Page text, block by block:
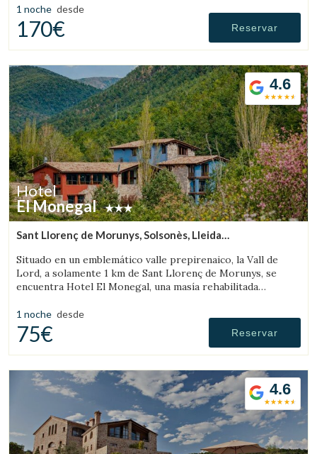
diseño y ambientación minimalista y elegante de estilo
japonés.
1 noche desde
170€ Reservar
4.6
Hotel
El Monegal
Sant Llorenç de Morunys, Solsonès, Lleida
Situado en un emblemático valle prepirenaico, la Vall de
Lord, a solamente 1 km de Sant Llorenç de Morunys, se
encuentra Hotel El Monegal, una masía rehabilitada
1 noche desde
75€ Reservar
4.6